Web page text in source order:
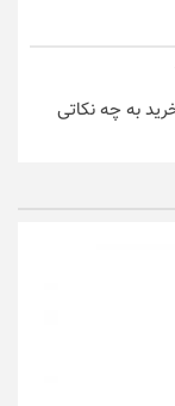
به چه نکاتی